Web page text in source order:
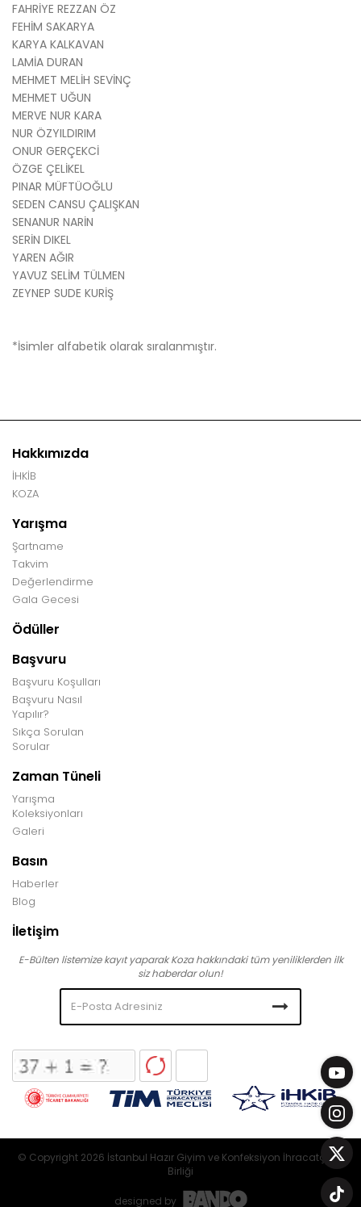
FAHRİYE REZZAN ÖZ
FEHİM SAKARYA
KARYA KALKAVAN
LAMİA DURAN
MEHMET MELİH SEVİNÇ
MEHMET UĞUN
MERVE NUR KARA
NUR ÖZYILDIRIM
ONUR GERÇEKCİ
ÖZGE ÇELİKEL
PINAR MÜFTÜOĞLU
SEDEN CANSU ÇALIŞKAN
SENANUR NARİN
SERİN DIKEL
YAREN AĞIR
YAVUZ SELİM TÜLMEN
ZEYNEP SUDE KURİŞ
*İsimler alfabetik olarak sıralanmıştır.
Hakkımızda
İHKİB
KOZA
Yarışma
Şartname
Takvim
Değerlendirme
Gala Gecesi
Ödüller
Başvuru
Başvuru Koşulları
Başvuru Nasıl
Yapılır?
Sıkça Sorulan
Sorular
Zaman Tüneli
Yarışma
Koleksiyonları
Galeri
Basın
Haberler
Blog
İletişim
E-Bülten listemize kayıt yaparak Koza hakkındaki tüm yeniliklerden ilk
siz haberdar olun!
© Copyright 2026 İstanbul Hazır Giyim ve Konfeksiyon İhracatçıları
Birliği
designed by